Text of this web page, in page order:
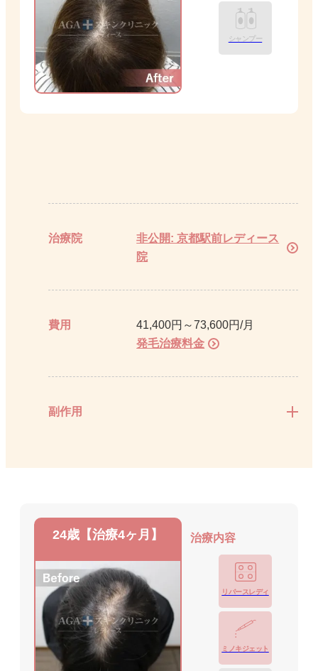
シャンプー
治療院
非公開: 京都駅前レディース
院
費用
41,400円～73,600円/月
発毛治療料金
副作用
24歳【治療4ヶ月】 治療内容
リバースレディ
ミノキジェット